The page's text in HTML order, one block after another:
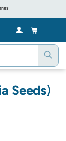
Seeds)